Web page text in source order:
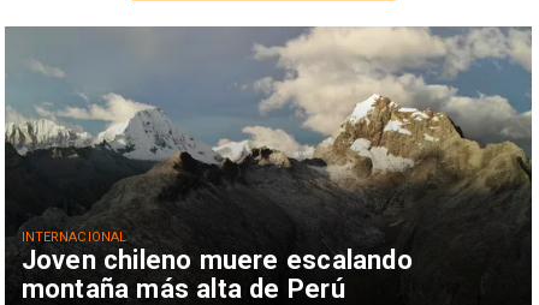
Joven chileno muere escalando
montaña más alta de Perú
INTERNACIONAL